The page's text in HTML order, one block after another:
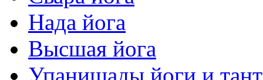
Нада йога
Высшая йога